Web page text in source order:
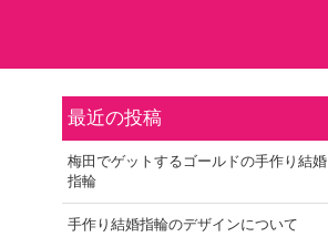
最近の投稿
梅田でゲットするゴールドの手作り結婚
指輪
手作り結婚指輪のデザインについて